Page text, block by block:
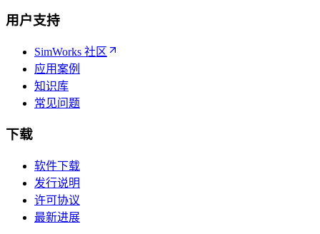
用户支持
SimWorks 社区
应用案例
知识库
常见问题
下载
软件下载
发行说明
许可协议
最新进展